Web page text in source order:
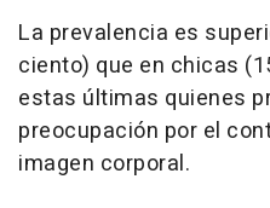
La prevalencia es
ciento) que en chicas
estas últimas quienes
preocupación por el
imagen corporal.